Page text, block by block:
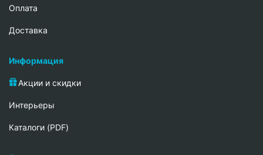
Oплата
Доставка
Информация
Акции и скидки
Интерьеры
Каталоги (PDF)